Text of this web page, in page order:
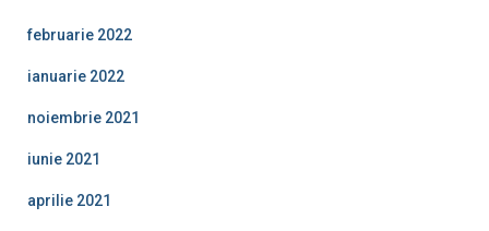
februarie 2022
ianuarie 2022
noiembrie 2021
iunie 2021
aprilie 2021